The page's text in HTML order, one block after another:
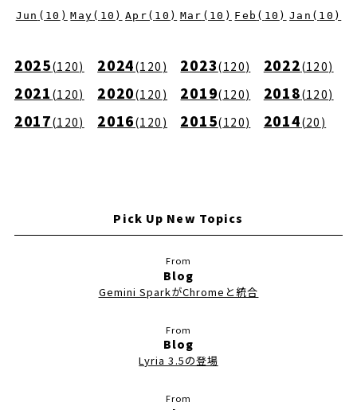
Jun ( 10 ) May ( 10 ) Apr ( 10 ) Mar ( 10 ) Feb ( 10 ) Jan ( 10 )
2025(120) 2024(120 ) 2023(120) 2022(120)
2021 (120) 2020(120 ) 2019(120) 2018(120)
2017(120) 2016(120 ) 2015(120) 2014(20 )
Pick Up New Topics
Blog
Gemini SparkがChromeと統合
Blog
Lyria 3.5の登場